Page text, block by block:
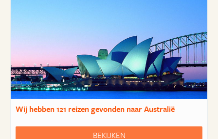
Wij hebben121 reizengevonden naar Australië
BEKIJKEN